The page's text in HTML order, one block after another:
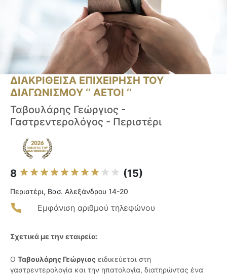
ΔΙΑΚΡΙΘΕΙΣΑ ΕΠΙΧΕΙΡΗΣΗ ΤΟΥ
ΔΙΑΓΩΝΙΣΜΟΥ ‘’ ΑΕΤΟΙ ‘’
Ταβουλάρης Γεώργιος -
Γαστρεντερολόγος - Περιστέρι
8 (15)
Περιστέρι, Βασ. Αλεξάνδρου 14-20
Εμφάνιση αριθμού τηλεφώνου
Σχετικά με την εταιρεία:
Ο Ταβουλάρης Γεώργιος ειδικεύεται στη
γαστρεντερολογία και την ηπατολογία, διατηρώντας ένα